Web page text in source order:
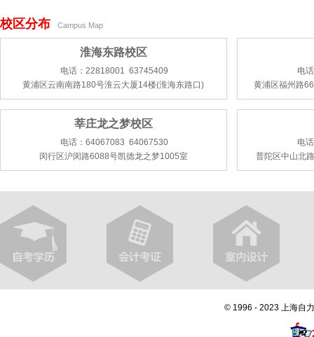
校区分布 Campus Map
淮海东路校区
电话：22818001 63745409
黄浦区云南南路180号淮云大厦14楼(淮海东路口)
电
黄浦区福州路
莘庄龙之梦校区
电话：64067083 64067530
闵行区沪闵路6088号凯德龙之梦1005室
电
普陀区中山北
© 1996 - 2023 上海自